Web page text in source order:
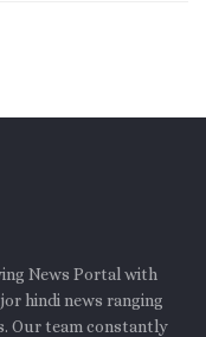
News Portal with
hindi news ranging
Our team constantly